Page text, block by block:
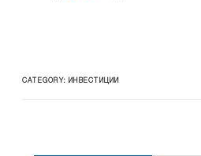
CATEGORY: ИНВЕСТИЦИИ